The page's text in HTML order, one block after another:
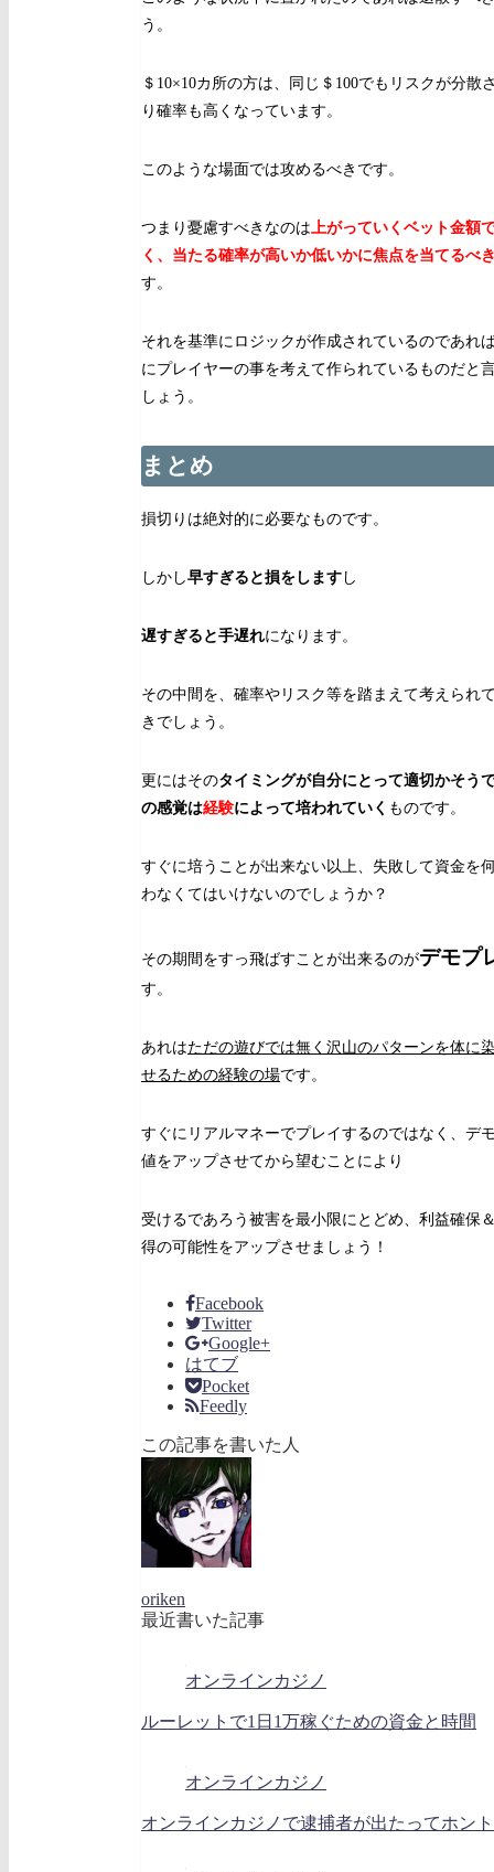
う。
＄10×10カ所の方は、同じ＄100でもリスクが分散
り確率も高くなっています。
このような場面では攻めるべきです。
つまり憂慮すべきなのは上がっていくベット金額
く、当たる確率が高いか低いかに焦点を当てるべ
す。
それを基準にロジックが作成されているのであれ
にプレイヤーの事を考えて作られているものだと
しょう。
まとめ
損切りは絶対的に必要なものです。
しかし早すぎると損をします し
遅すぎると手遅れになります。
その中間を、確率やリスク等を踏まえて考えられ
きでしょう。
更にはそのタイミングが自分にとって適切かそう
の感覚は経験によって培われていく ものです。
すぐに培うことが出来ない以上、失敗して資金を
わなくてはいけないのでしょうか？
その期間をすっ飛ばすことが出来るのがデモプ
す。
あれはただの遊びでは無く沢山のパターンを体に
せるための経験の場です。
すぐにリアルマネーでプレイするのではなく、デ
値をアップさせてから望むことにより
受けるであろう被害を最小限にとどめ、利益確保
得の可能性をアップさせましょう！
Facebook
Twitter
Google+
はてブ
Pocket
Feedly
この記事を書いた人
oriken
最近書いた記事
オンラインカジノ
ルーレットで1日1万稼ぐための資金と時間
オンラインカジノ
オンラインカジノで逮捕者が出たってホン